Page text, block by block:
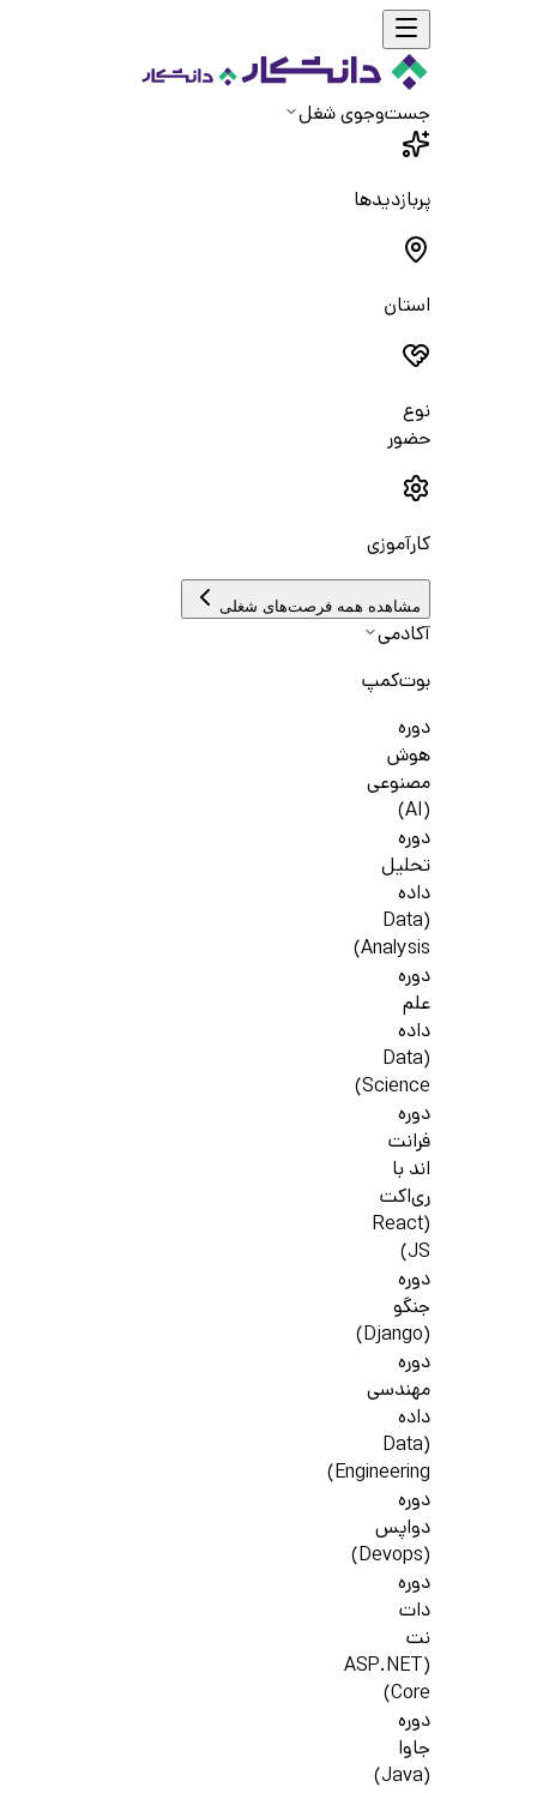
جست‌و‌جوی شغل
پربازدیدها
استان
نوع
حضور
کارآموزی
مشاهده همه فرصت‌های شغلی
آکادمی
بوت‌کمپ
دوره
هوش
مصنوعی
(AI)
دوره
تحلیل
داده
(Data
Analysis)
دوره
علم
داده
(Data
Science)
دوره
فرانت
اند با
ری‌اکت
(React
JS)
دوره
جنگو
(Django)
دوره
مهندسی
داده
(Data
Engineering)
دوره
دواپس
(Devops)
دوره
دات
نت
(ASP.NET
Core)
دوره
جاوا
(Java)